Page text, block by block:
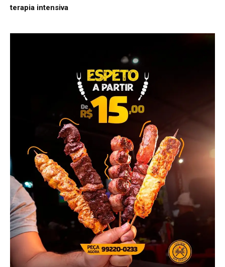
terapia intensiva